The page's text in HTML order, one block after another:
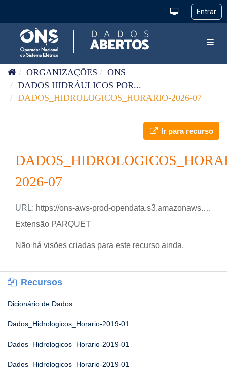
ORGANIZAÇÕES
ONS
DADOS HIDRÁULICOS POR...
DADOS_HIDROLOGICOS_HORARIO-2026-07
Ir para recurso
2026-07
URL: https://ons-aws-prod-opendata.s3.amazonaws.com/dataset/dados_hidrologicos_ho/DADOS_HIDROLOGICOS_HO_2026_07.parquet
Extensão PARQUET
Não há visões criadas para este recurso ainda.
Recursos
Dicionário de Dados
Dados_Hidrologicos_Horario-2019-01
Dados_Hidrologicos_Horario-2019-01
Dados_Hidrologicos_Horario-2019-01